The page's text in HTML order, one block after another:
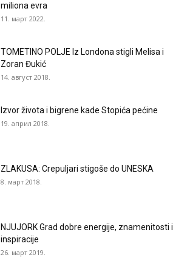
miliona evra
11. март 2022.
TOMETINO POLJE Iz Londona stigli Melisa i
Zoran Đukić
14. август 2018.
Izvor života i bigrene kade Stopića pećine
19. април 2018.
ZLAKUSA: Crepuljari stigoše do UNESKA
8. март 2018.
NJUJORK Grad dobre energije, znamenitosti i
inspiracije
26. март 2019.